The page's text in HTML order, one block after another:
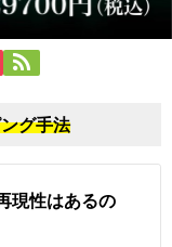
グ手法
現性はあるの